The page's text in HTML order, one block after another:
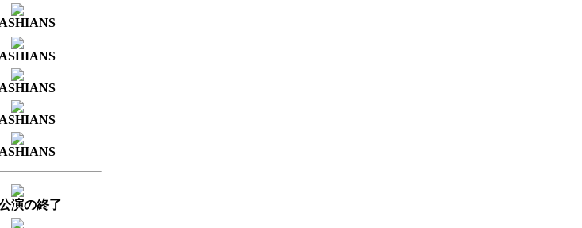
演の終了